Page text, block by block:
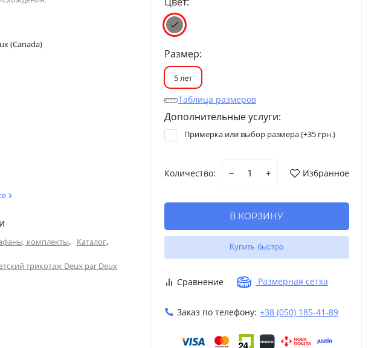
(Canada)
комплекты, Каталог,
трикотаж Deux par Deux
Размер:
5 лет
Таблица размеров
Дополнительные услуги:
Примерка или выбор размера (+35 грн.)
Количество: Избранное
В КОРЗИНУ
Купить быстро
Сравнение Размерная сетка
Заказ по телефону: +38 (050) 185-41-89